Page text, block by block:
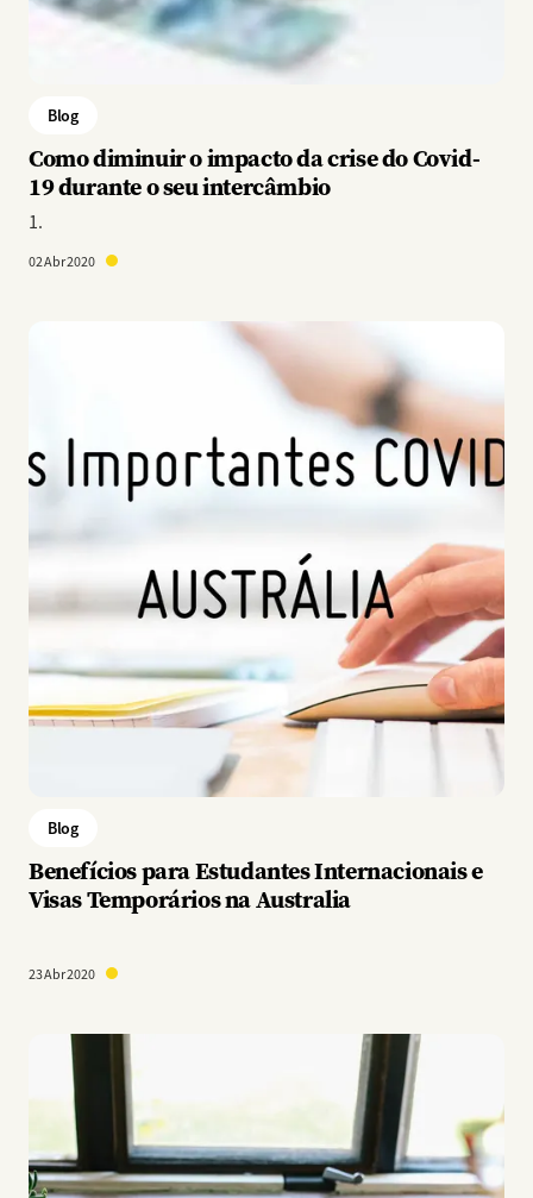
Blog
Como diminuir o impacto da crise do Covid-
19 durante o seu intercâmbio
1.
02 Abr 2020
Blog
Benefícios para Estudantes Internacionais e
Visas Temporários na Australia
23 Abr 2020
Imagem